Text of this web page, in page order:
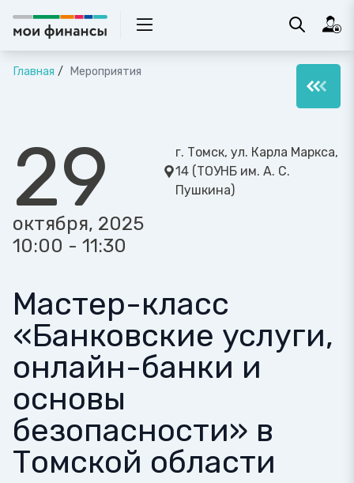
Главная Мероприятия
29
октября, 2025
10:00 - 11:30
г. Томск, ул. Карла Маркса,
14 (ТОУНБ им. А. С.
Пушкина)
Мастер-класс
«Банковские услуги,
онлайн-банки и
основы
безопасности» в
Томской области